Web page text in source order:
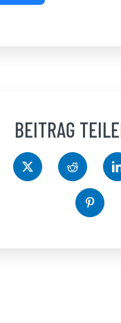
BEITRAG